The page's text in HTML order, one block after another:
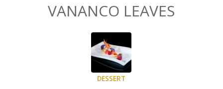
VANANCO LEAVES
DESSERT